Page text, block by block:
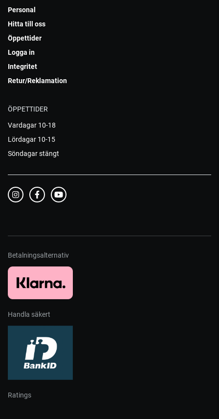
Personal
Hitta till oss
Öppettider
Logga in
Integritet
Retur/Reklamation
ÖPPETTIDER
Vardagar 10-18
Lördagar 10-15
Söndagar stängt
Betalningsalternativ
Handla säkert
Ratings